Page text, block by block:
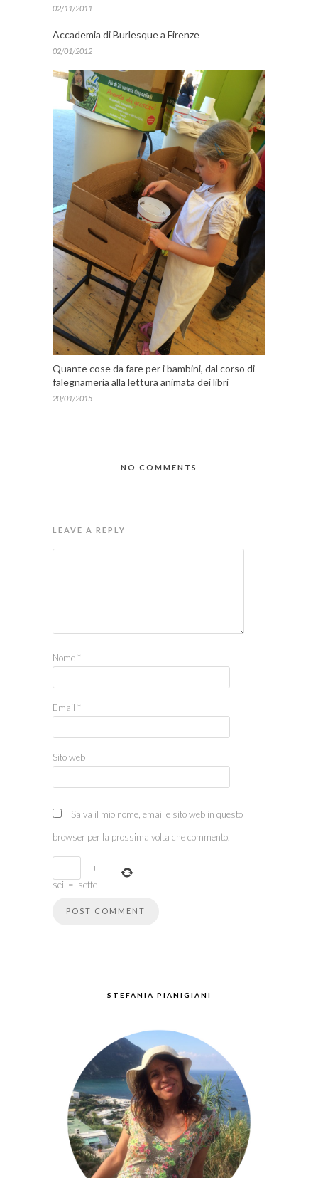
02/11/2011
Accademia di Burlesque a Firenze
02/01/2012
Quante cose da fare per i bambini, dal corso di
falegnameria alla lettura animata dei libri
20/01/2015
NO COMMENTS
LEAVE A REPLY
Nome *
Email *
Sito web
Salva il mio nome, email e sito web in questo
browser per la prossima volta che commento.
+
sei = sette
STEFANIA PIANIGIANI